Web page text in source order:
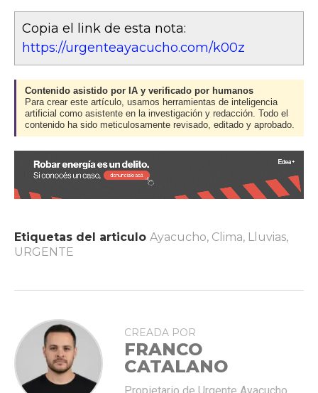
Copia el link de esta nota:
https://urgenteayacucho.com/k00z
Contenido asistido por IA y verificado por humanos
Para crear este artículo, usamos herramientas de inteligencia
artificial como asistente en la investigación y redacción. Todo el
contenido ha sido meticulosamente revisado, editado y aprobado.
Etiquetas del articulo Ayacucho, Clima, Lluvias,
URGENTE
CREADA POR
FRANCO
CATALANO